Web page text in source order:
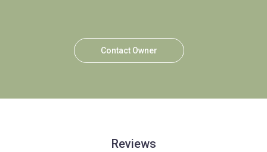
Contact Owner
Reviews